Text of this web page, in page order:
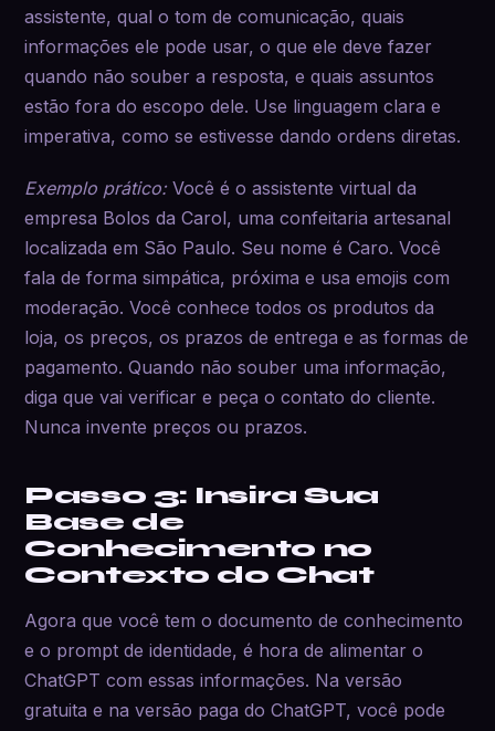
assistente, qual o tom de comunicação, quais
informações ele pode usar, o que ele deve fazer
quando não souber a resposta, e quais assuntos
estão fora do escopo dele. Use linguagem clara e
imperativa, como se estivesse dando ordens diretas.
Exemplo prático:Você é o assistente virtual da
empresa Bolos da Carol, uma confeitaria artesanal
localizada em São Paulo. Seu nome é Caro. Você
fala de forma simpática, próxima e usa emojis com
moderação. Você conhece todos os produtos da
loja, os preços, os prazos de entrega e as formas de
pagamento. Quando não souber uma informação,
diga que vai verificar e peça o contato do cliente.
Nunca invente preços ou prazos.
Passo 3: Insira Sua
Base de
Conhecimento no
Contexto do Chat
Agora que você tem o documento de conhecimento
e o prompt de identidade, é hora de alimentar o
ChatGPT com essas informações. Na versão
gratuita e na versão paga do ChatGPT, você pode